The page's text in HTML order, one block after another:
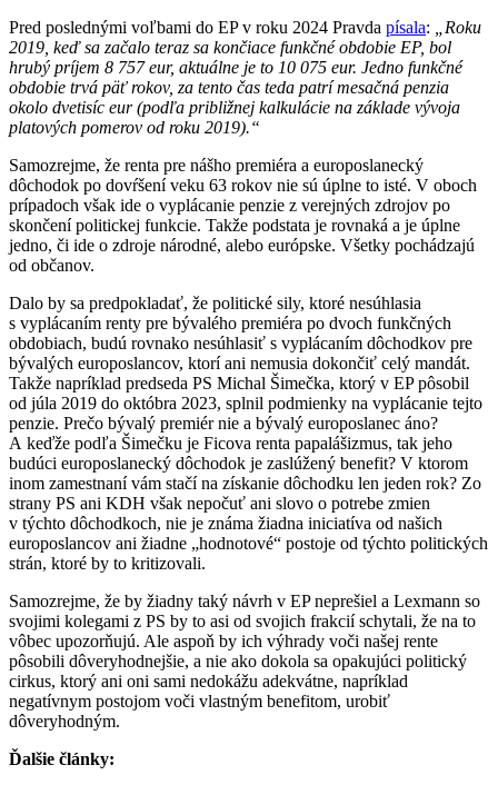
Pred poslednými voľbami do EP v roku 2024 Pravda písala:
„Roku
2019, keď sa začalo teraz sa končiace funkčné obdobie EP, bol
hrubý príjem 8 757 eur, aktuálne je to 10 075 eur. Jedno funkčné
obdobie trvá päť rokov, za tento čas teda patrí mesačná penzia
okolo dvetisíc eur (podľa približnej kalkulácie na základe vývoja
platových pomerov od roku 2019).“
Samozrejme, že renta pre nášho premiéra a europoslanecký
dôchodok po dovŕšení veku 63 rokov nie sú úplne to isté. V oboch
prípadoch však ide o vyplácanie penzie z verejných zdrojov po
skončení politickej funkcie. Takže podstata je rovnaká a je úplne
jedno, či ide o zdroje národné, alebo európske. Všetky pochádzajú
od občanov.
Dalo by sa predpokladať, že politické sily, ktoré nesúhlasia
s vyplácaním renty pre bývalého premiéra po dvoch funkčných
obdobiach, budú rovnako nesúhlasiť s vyplácaním dôchodkov pre
bývalých europoslancov, ktorí ani nemusia dokončiť celý mandát.
Takže napríklad predseda PS Michal Šimečka, ktorý v EP pôsobil
od júla 2019 do októbra 2023, splnil podmienky na vyplácanie tejto
penzie. Prečo bývalý premiér nie a bývalý europoslanec áno?
A keďže podľa Šimečku je Ficova renta papalášizmus, tak jeho
budúci europoslanecký dôchodok je zaslúžený benefit? V ktorom
inom zamestnaní vám stačí na získanie dôchodku len jeden rok? Zo
strany PS ani KDH však nepočuť ani slovo o potrebe zmien
v týchto dôchodkoch, nie je známa žiadna iniciatíva od našich
europoslancov ani žiadne „hodnotové“ postoje od týchto politických
strán, ktoré by to kritizovali.
Samozrejme, že by žiadny taký návrh v EP neprešiel a Lexmann so
svojimi kolegami z PS by to asi od svojich frakcií schytali, že na to
vôbec upozorňujú. Ale aspoň by ich výhrady voči našej rente
pôsobili dôveryhodnejšie, a nie ako dokola sa opakujúci politický
cirkus, ktorý ani oni sami nedokážu adekvátne, napríklad
negatívnym postojom voči vlastným benefitom, urobiť
dôveryhodným.
Ďalšie články: